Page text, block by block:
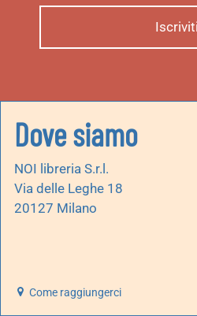
Dove siamo
NOI libreria S.r.l.
Via delle Leghe 18
20127 Milano
Come raggiungerci